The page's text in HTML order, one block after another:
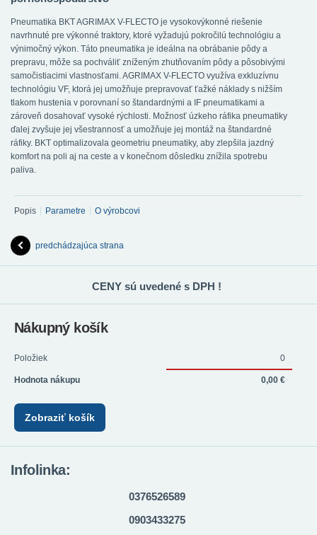
Pneumatika BKT AGRIMAX V-FLECTO je vysokovýkonné riešenie
navrhnuté pre výkonné traktory, ktoré vyžadujú pokročilú technológiu a
výnimočný výkon. Táto pneumatika je ideálna na obrábanie pôdy a
prepravu, môže sa pochváliť zníženým zhutňovaním pôdy a pôsobivými
samočistiacimi vlastnosťami. AGRIMAX V-FLECTO využíva exkluzívnu
technológiu VF, ktorá jej umožňuje prepravovať ťažké náklady s nižším
tlakom hustenia v porovnaní so štandardnými a IF pneumatikami a
zároveň dosahovať vysoké rýchlosti. Možnosť úzkeho ráfika pneumatiky
ďalej zvyšuje jej všestrannosť a umožňuje jej montáž na štandardné
ráfiky. BKT optimalizovala geometriu pneumatiky, aby zlepšila jazdný
komfort na poli aj na ceste a v konečnom dôsledku znížila spotrebu
paliva.
Popis Parametre O výrobcovi
predchádzajúca strana
CENY sú uvedené s DPH !
Nákupný košík
Položiek 0
Hodnota nákupu 0,00 €
Zobraziť košík
Infolinka:
0376526589
0903433275